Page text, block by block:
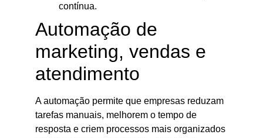
contínua.
Automação de
marketing, vendas e
atendimento
A automação permite que empresas reduzam
tarefas manuais, melhorem o tempo de
resposta e criem processos mais organizados